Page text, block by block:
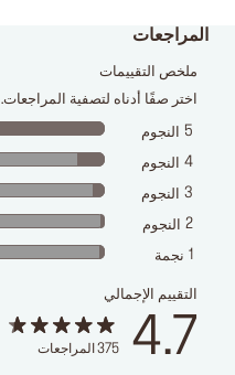
المراجعات
ملخص التقييمات
اختر صفًا أدناه لتصفية المراجعات.
5 النجوم
4 النجوم
3 النجوم
2 النجوم
1 نجمة
التقييم الإجمالي
4.7
375 المراجعات